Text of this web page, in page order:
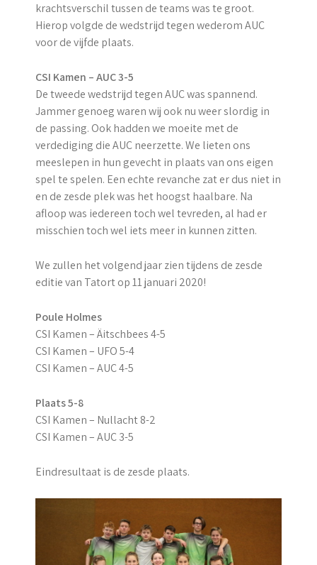
krachtsverschil tussen de teams was te groot.
Hierop volgde de wedstrijd tegen wederom AUC
voor de vijfde plaats.
CSI Kamen – AUC 3-5
De tweede wedstrijd tegen AUC was spannend.
Jammer genoeg waren wij ook nu weer slordig in
de passing. Ook hadden we moeite met de
verdediging die AUC neerzette. We lieten ons
meeslepen in hun gevecht in plaats van ons eigen
spel te spelen. Een echte revanche zat er dus niet in
en de zesde plek was het hoogst haalbare. Na
afloop was iedereen toch wel tevreden, al had er
misschien toch wel iets meer in kunnen zitten.
We zullen het volgend jaar zien tijdens de zesde
editie van Tatort op 11 januari 2020!
Poule Holmes
CSI Kamen – Äitschbees 4-5
CSI Kamen – UFO 5-4
CSI Kamen – AUC 4-5
Plaats 5-8
CSI Kamen – Nullacht 8-2
CSI Kamen – AUC 3-5
Eindresultaat is de zesde plaats.